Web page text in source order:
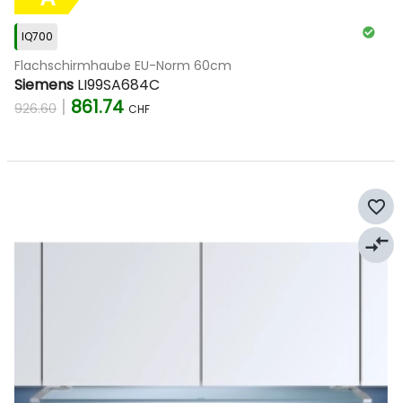
IQ700
Flachschirmhaube EU-Norm 60cm
Siemens LI99SA684C
926.60 861.74 CHF
favorite_border
compare_arrows